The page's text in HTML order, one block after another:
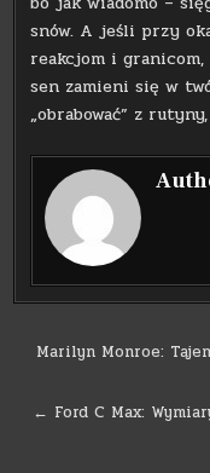
snów. A jeśli przy
reakcjom i
sen zamieni się w
„obrabować” z
Nawigacja
Marilyn Monroe:
← Ford C Max: